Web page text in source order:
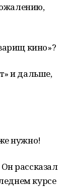
кино»?
и дальше,
нужно!
рассказал
курсе